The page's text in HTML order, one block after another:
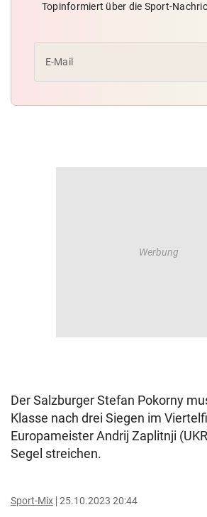
Topinformiert über die Sport-
E-Mail
Der Salzburger Stefan Pokorny
Klasse nach drei Siegen im
Europameister Andrij Zaplitnji
Segel streichen.
Sport-Mix 25.10.2023 20:44